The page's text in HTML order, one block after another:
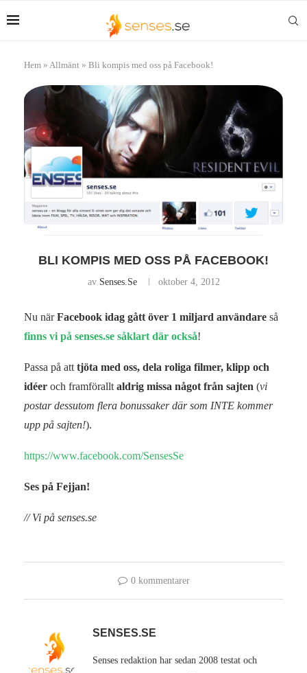
Hem » Allmänt » Bli kompis med oss på Facebook!
BLI KOMPIS MED OSS PÅ FACEBOOK!
av Senses.se oktober 4, 2012
Nu närFacebook idag gått över 1 miljard användare så
finns vi på senses.se såklart där också!
Passa på att tjöta med oss, dela roliga filmer, klipp och
idéer och framförallt aldrig missa något från sajten (vi
postar dessutom flera bonussaker där som INTE kommer
upp på sajten!).
https://www.facebook.com/SensesSe
Ses på Fejjan!
// Vi på senses.se
0 kommentarer
SENSES.SE
Senses redaktion har sedan 2008 testat och